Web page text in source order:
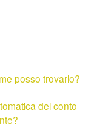
posso trovarlo?
del conto